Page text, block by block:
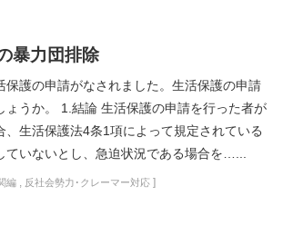
暴力団排除
保護の申請がなされました。生活保護の申請
ょうか。 1.結論 生活保護の申請を行った者が
、生活保護法4条1項によって規定されている
ていないとし、急迫状況である場合を…...
編, 反社会勢力･クレーマー対応]